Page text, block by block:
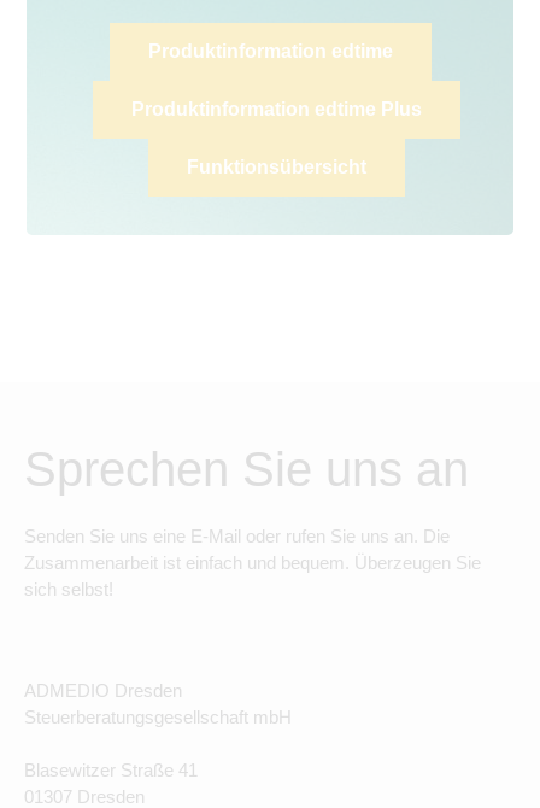
Produktinformation edtime
Produktinformation edtime Plus
Funktionsübersicht
Sprechen Sie uns an
Senden Sie uns eine E-Mail oder rufen Sie uns an. Die
Zusammenarbeit ist einfach und bequem. Überzeugen Sie
sich selbst!
ADMEDIO Dresden
Steuerberatungsgesellschaft mbH
Blasewitzer Straße 41
01307 Dresden